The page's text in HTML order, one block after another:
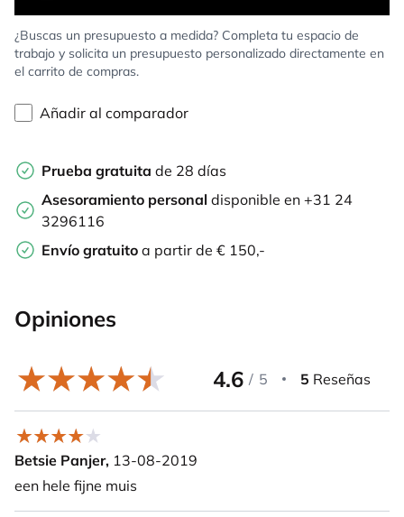
¿Buscas un presupuesto a medida? Completa tu espacio de
trabajo y solicita un presupuesto personalizado directamente en
el carrito de compras.
Añadir al comparador
Prueba gratuita de 28 días
Asesoramiento personal disponible en +31 24
3296116
Envío gratuito a partir de € 150,-
Opiniones
4.6 / 5 5 Reseñas
Betsie Panjer, 13-08-2019
een hele fijne muis